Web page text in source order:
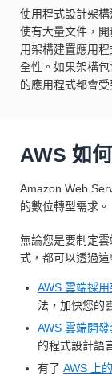
使用程式設計架
使有大量文件，
用架構建置應用
全性。如果架構
的應用程式都會受
AWS 如
Amazon Web
的數位轉型需求。
無論您是要制定
式，都可以透過這
AWS 雲端採
法，加快您的
AWS 雲端開
的程式設計語
有了 AWS 上